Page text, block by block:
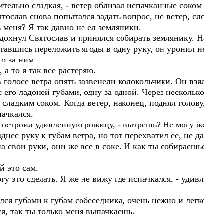
сладкая, - ветер облизал испачканные
снова попытался задать вопрос, но ветер,
Я так давно не ел земляники.
Святослав и принялся собирать землянику.
переложить ягоды в одну руку, он уронил
за ним.
то я так все растеряю.
ветра опять зазвенели колокольчики. Он
его ладоней губами, одну за одной. Через
соком. Когда ветер, наконец, поднял
удивленную рожицу, - вытрешь? Не могу
руку к губам ветра, но тот перехватил ее, не
свои руки, они же все в соке. И как ты
это сам.
это сделать. Я же не вижу где испачкался, -
губами к губам собеседника, очень нежно и
так ты только меня выпачкаешь.